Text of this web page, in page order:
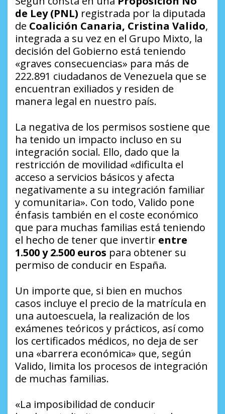
de Ley (PNL) registrada por la diputada
de Coalición Canaria, Cristina Valido,
integrada a su vez en el Grupo Mixto, la
decisión del Gobierno está teniendo
«graves consecuencias» para más de
222.891 ciudadanos de Venezuela que se
encuentran exiliados y residen de
manera legal en nuestro país.
La negativa de los permisos sostiene que
ha tenido un impacto incluso en su
integración social. Ello, dado que la
restricción de movilidad «dificulta el
acceso a servicios básicos y afecta
negativamente a su integración familiar
y comunitaria». Con todo, Valido pone
énfasis también en el coste económico
que para muchas familias está teniendo
el hecho de tener que invertir entre
1.500 y 2.500 euros para obtener su
permiso de conducir en España.
Un importe que, si bien en muchos
casos incluye el precio de la matrícula en
una autoescuela, la realización de los
exámenes teóricos y prácticos, así como
los certificados médicos, no deja de ser
una «barrera económica» que, según
Valido, limita los procesos de integración
de muchas familias.
«La imposibilidad de conducir